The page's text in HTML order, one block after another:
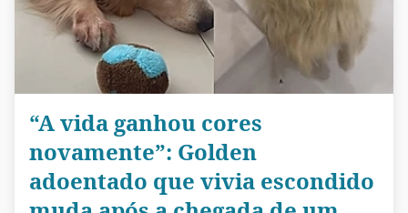
“A vida ganhou cores
novamente”: Golden
adoentado que vivia escondido